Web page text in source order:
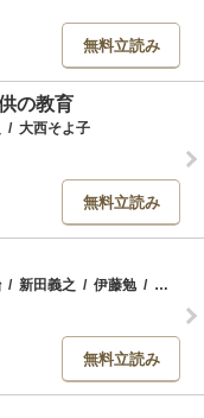
無料立読み
の教育
/ 大西そよ子
無料立読み
/ 新田義之 / 伊藤勉 /
無料立読み